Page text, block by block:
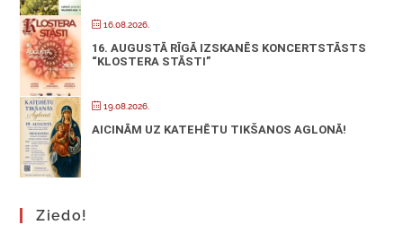
16.08.2026.
16. AUGUSTĀ RĪGĀ IZSKANĒS KONCERTSTĀSTS
“KLOSTERA STĀSTI”
19.08.2026.
AICINĀM UZ KATEHĒTU TIKŠANOS AGLONĀ!
Ziedo!